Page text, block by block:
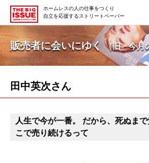
ホームレスの人の仕事をつくり
自立を応援するストリートペーパー
ビッグイシュー日本版とは
買いたい
販売したい
あなたにできること
販売者に会いにゆく （旧・今月
田中英次さん
人生で今が一番。 だから、死ぬま
こで売り続けるって